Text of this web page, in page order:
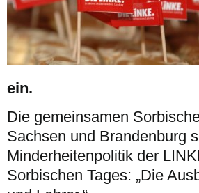
ein.
Die gemeinsamen
Sachsen und Brandenburg
Minderheitenpolitik der
Sorbischen Tages: „Die